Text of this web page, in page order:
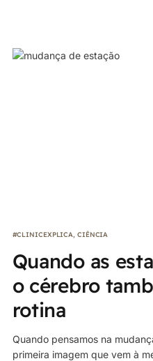
#CLINICEXPLICA CIÊNCIA
Quando as
o cérebro
rotina
Quando pensamos na
primeira imagem que vem à